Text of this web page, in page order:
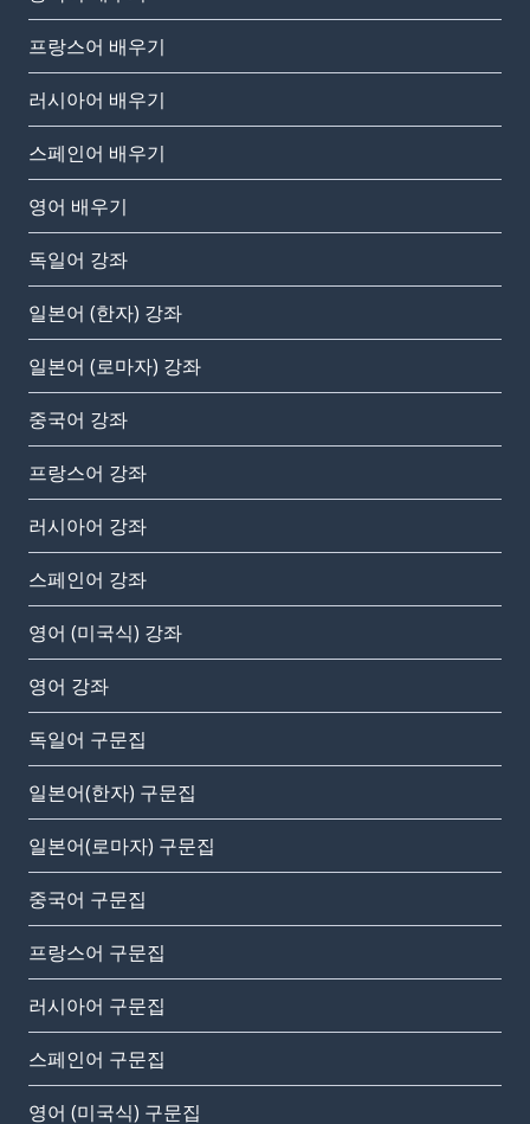
프랑스어 배우기
러시아어 배우기
스페인어 배우기
영어 배우기
독일어 강좌
일본어 (한자) 강좌
일본어 (로마자) 강좌
중국어 강좌
프랑스어 강좌
러시아어 강좌
스페인어 강좌
영어 (미국식) 강좌
영어 강좌
독일어 구문집
일본어(한자) 구문집
일본어(로마자) 구문집
중국어 구문집
프랑스어 구문집
러시아어 구문집
스페인어 구문집
영어 (미국식) 구문집